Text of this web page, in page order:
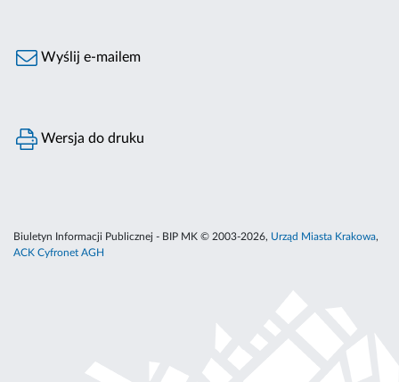
Wyślij e-mailem
Wersja do druku
Biuletyn Informacji Publicznej - BIP MK © 2003-2026, Urząd Miasta Krakowa,
ACK Cyfronet AGH